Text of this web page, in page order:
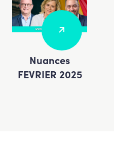
Nuances
FEVRIER 2025